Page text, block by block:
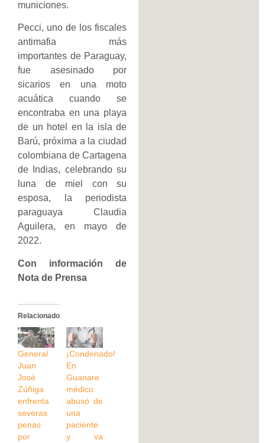
municiones.
Pecci, uno de los fiscales
antimafia más
importantes de Paraguay,
fue asesinado por
sicarios en una moto
acuática cuando se
encontraba en una playa
de un hotel en la isla de
Barú, próxima a la ciudad
colombiana de Cartagena
de Indias, celebrando su
luna de miel con su
esposa, la periodista
paraguaya Claudia
Aguilera, en mayo de
2022.
Con información de
Nota de Prensa
Relacionado
General
Juan
José
Zúñiga
enfrenta
severas
penas
por
¡Condenado!
En
Guanare
médico
abusó de
una
paciente
y va